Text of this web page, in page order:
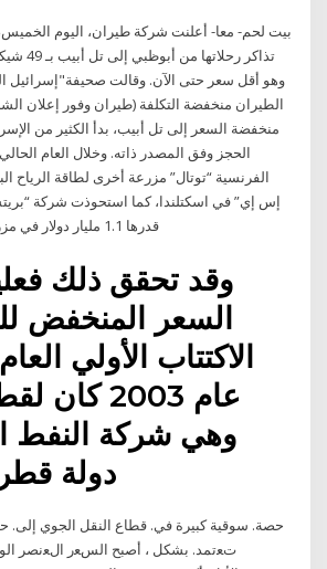
وهو أقل سعر حتى الآن. وقالت صحيفة"إسرائيل
الطيران منخفضة التكلفة (طيران وفور إعلان
منخفضة السعر إلى تل أبيب، بدأ الكثير من
الحجز وفق المصدر ذاته. وخلال العام
الفرنسية “توتال” مزرعة أخرى لطاقة الرياح
إس إي” في اسكتلندا، كما استحوذت شركة
قدرها 1.1 مليار دولار في مزرعتين للرياح في مرحلة
وقد تحقق ذلك
السعر المنخفض
الاكتتاب الأولي
عام 2003
وهي شركة النفط
حصة. سوقية كبيرة في. قطاع النقل الجوي إلى.
تﻌتمد. بشكل ، أصبح السﻌر الﻌنصر